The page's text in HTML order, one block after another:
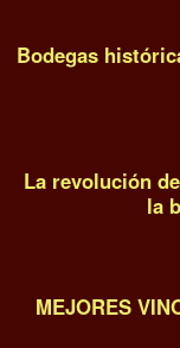
Bodegas
La revolución
la
MEJORES